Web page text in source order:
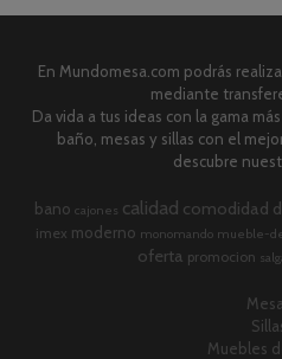
En Mundomesa.com podrás
mediante
Da vida a tus ideas con la gama
baño, mesas y sillas con el
descubre
bano cajones calidad comodidad
imex moderno monomando mueble-
oferta promocion
Muebles